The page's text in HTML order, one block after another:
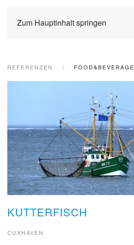
Zum Hauptinhalt springen
REFERENZEN FOOD&BEVERAGE
KUTTERFISCH
CUXHAVEN